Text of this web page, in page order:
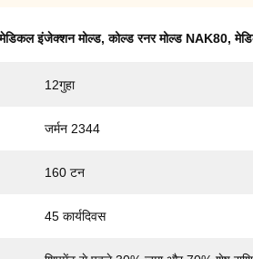
इंजेक्शन मोल्ड,कोल्ड रनर मोल्ड NAK80,
12गुहा
जर्मन 2344
160 टन
45 कार्यदिवस